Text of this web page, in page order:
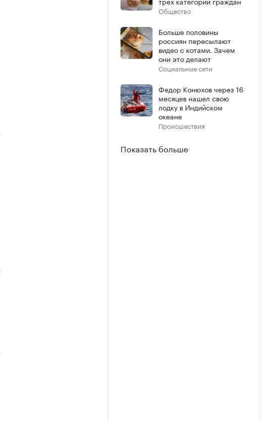
Общество
Больше половины
россиян пересылают
видео с котами. Зачем
они это делают
Социальные сети
Федор Конюхов через 16
месяцев нашел свою
лодку в Индийском
океане
Происшествия
Показать больше